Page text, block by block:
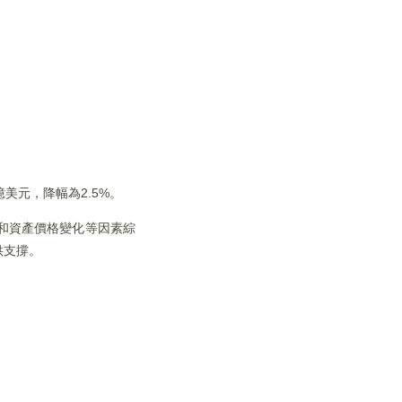
元，降幅為2.5%。
資產價格變化等因素綜
撐。